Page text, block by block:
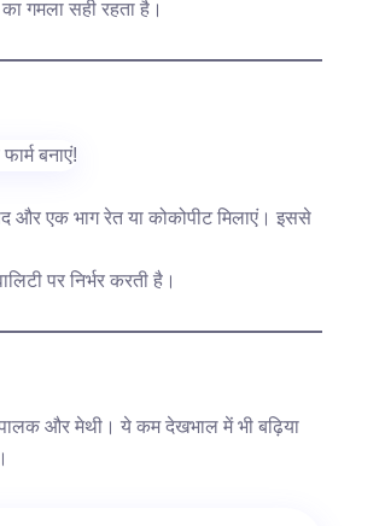
गमला सही रहता है।
और एक भाग रेत या कोकोपीट मिलाएं। इससे
पर निर्भर करती है।
और मेथी। ये कम देखभाल में भी बढ़िया